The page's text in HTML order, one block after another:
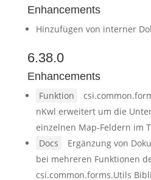
Enhancements
Hinzufügen von interner
6.38.0
Enhancements
Funktion
nKwl erweitert um die
einzelnen Map-Feldern im
Docs
Ergänzung von
bei mehreren Funktionen
csi.common.forms.Utils